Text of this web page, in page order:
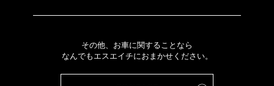
その他、お車に関することなら
なんでもエスエイチにおまかせください。